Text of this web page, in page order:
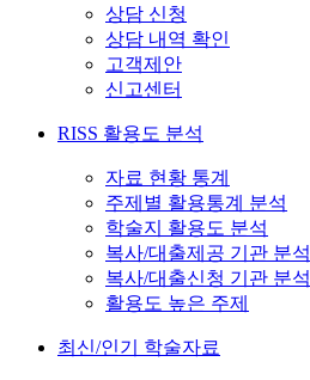
상담 신청
상담 내역 확인
고객제안
신고센터
RISS 활용도 분석
자료 현황 통계
주제별 활용통계 분석
학술지 활용도 분석
복사/대출제공 기관 분석
복사/대출신청 기관 분석
활용도 높은 주제
최신/인기 학술자료